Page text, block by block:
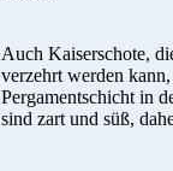
Auch Kaiserschote,
verzehrt werden
Pergamentschicht in
sind zart und süß,